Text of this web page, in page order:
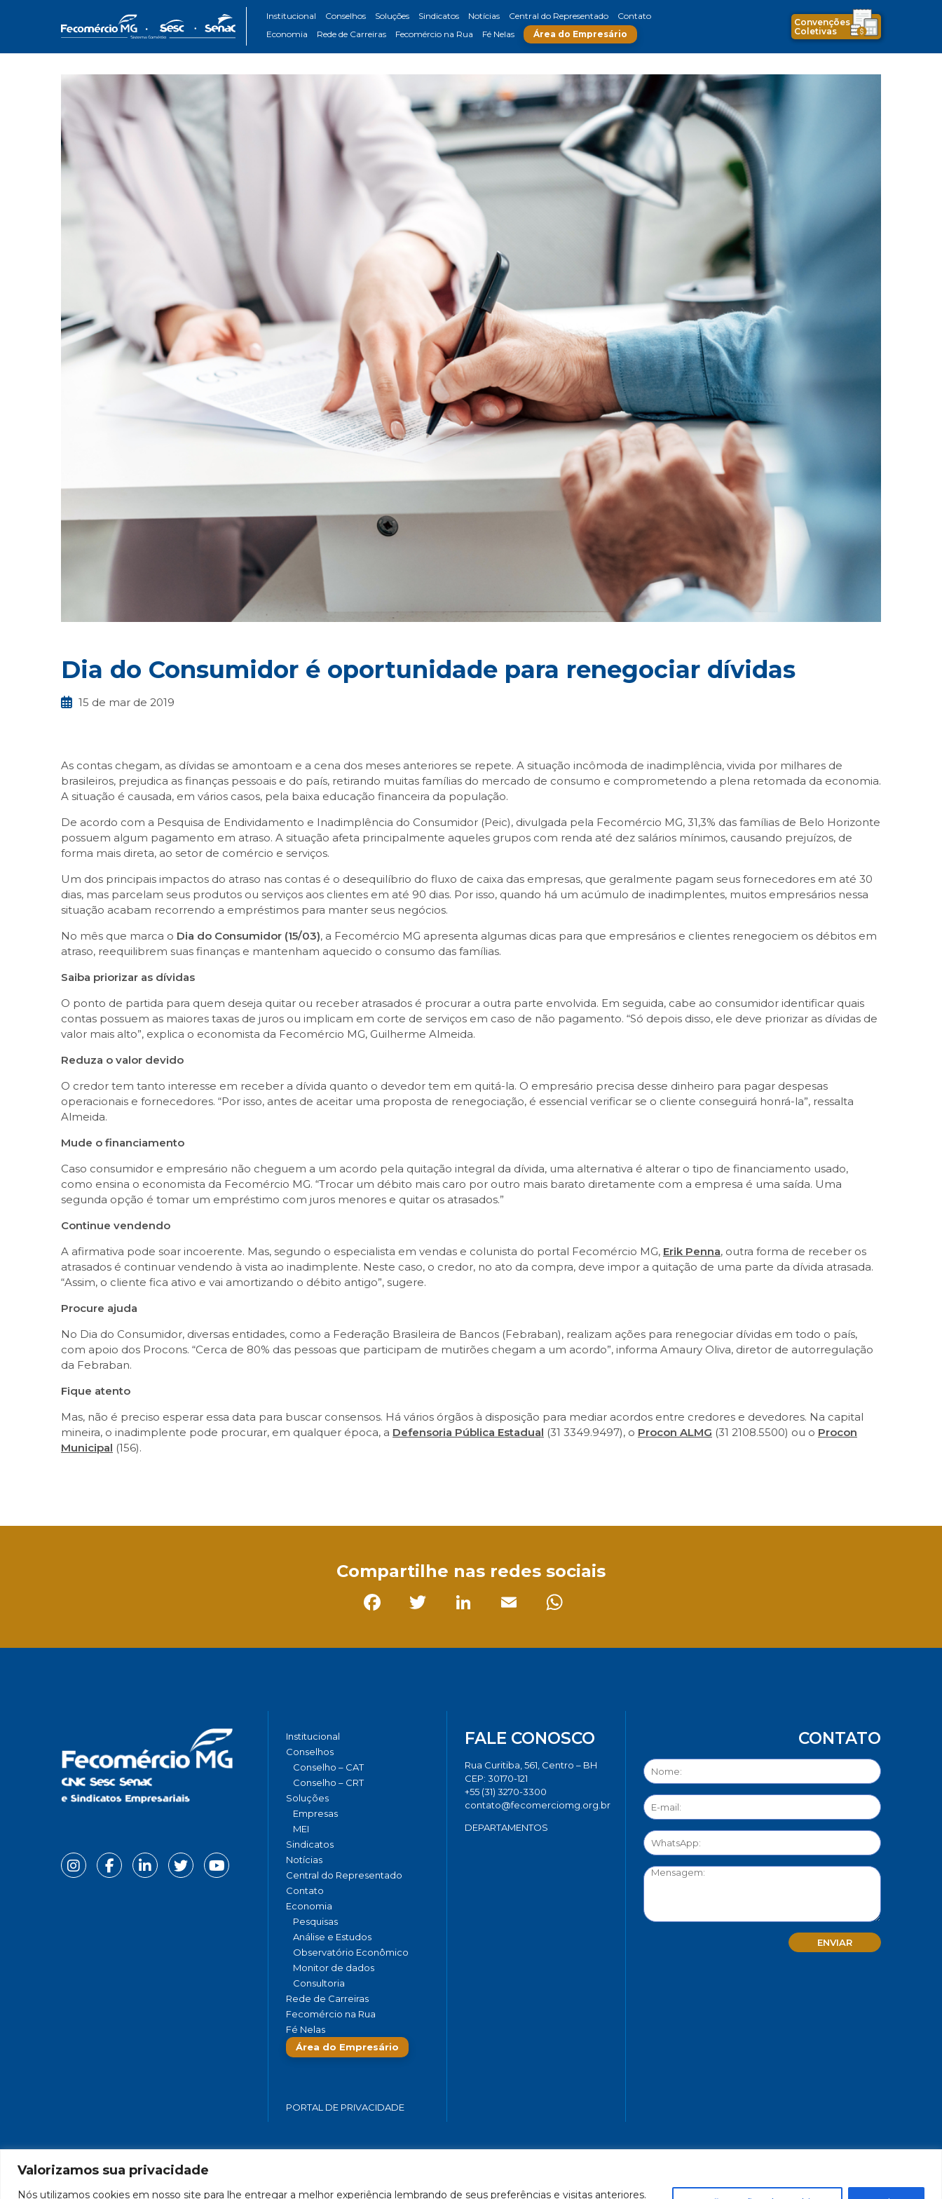
Valorizamos sua privacidade
Nós utilizamos cookies em nosso site para lhe entregar a melhor experiência lembrando de seus preferências e visitas anteriores.
Institucional Conselhos Soluções Sindicatos Notícias Central do Representado
Contato
Economia
Rede de Carreiras Fecomércio na Rua Fé Nelas Área do Empresário
Convenções
Coletivas
Dia do Consumidor é oportunidade para renegociar dívidas
15 de mar de 2019
As contas chegam, as dívidas se amontoam e a cena dos meses anteriores se repete. A situação incômoda de inadimplência, vivida por milhares de
brasileiros, prejudica as finanças pessoais e do país, retirando muitas famílias do mercado de consumo e comprometendo a plena retomada da economia.
A situação é causada, em vários casos, pela baixa educação financeira da população.
De acordo com a Pesquisa de Endividamento e Inadimplência do Consumidor (Peic), divulgada pela Fecomércio MG, 31,3% das famílias de Belo Horizonte
possuem algum pagamento em atraso. A situação afeta principalmente aqueles grupos com renda até dez salários mínimos, causando prejuízos, de
forma mais direta, ao setor de comércio e serviços.
Um dos principais impactos do atraso nas contas é o desequilíbrio do fluxo de caixa das empresas, que geralmente pagam seus fornecedores em até 30
dias, mas parcelam seus produtos ou serviços aos clientes em até 90 dias. Por isso, quando há um acúmulo de inadimplentes, muitos empresários nessa
situação acabam recorrendo a empréstimos para manter seus negócios.
No mês que marca o Dia do Consumidor (15/03), a Fecomércio MG apresenta algumas dicas para que empresários e clientes renegociem os débitos em
atraso, reequilibrem suas finanças e mantenham aquecido o consumo das famílias.
Saiba priorizar as dívidas
O ponto de partida para quem deseja quitar ou receber atrasados é procurar a outra parte envolvida. Em seguida, cabe ao consumidor identificar quais
contas possuem as maiores taxas de juros ou implicam em corte de serviços em caso de não pagamento. “Só depois disso, ele deve priorizar as dívidas de
valor mais alto”, explica o economista da Fecomércio MG, Guilherme Almeida.
Reduza o valor devido
O credor tem tanto interesse em receber a dívida quanto o devedor tem em quitá-la. O empresário precisa desse dinheiro para pagar despesas
operacionais e fornecedores. “Por isso, antes de aceitar uma proposta de renegociação, é essencial verificar se o cliente conseguirá honrá-la”, ressalta
Almeida.
Mude o financiamento
Caso consumidor e empresário não cheguem a um acordo pela quitação integral da dívida, uma alternativa é alterar o tipo de financiamento usado,
como ensina o economista da Fecomércio MG. “Trocar um débito mais caro por outro mais barato diretamente com a empresa é uma saída. Uma
segunda opção é tomar um empréstimo com juros menores e quitar os atrasados.”
Continue vendendo
A afirmativa pode soar incoerente. Mas, segundo o especialista em vendas e colunista do portal Fecomércio MG, Erik Penna, outra forma de receber os
atrasados é continuar vendendo à vista ao inadimplente. Neste caso, o credor, no ato da compra, deve impor a quitação de uma parte da dívida atrasada.
“Assim, o cliente fica ativo e vai amortizando o débito antigo”, sugere.
Procure ajuda
No Dia do Consumidor, diversas entidades, como a Federação Brasileira de Bancos (Febraban), realizam ações para renegociar dívidas em todo o país,
com apoio dos Procons. “Cerca de 80% das pessoas que participam de mutirões chegam a um acordo”, informa Amaury Oliva, diretor de autorregulação
da Febraban.
Fique atento
Mas, não é preciso esperar essa data para buscar consensos. Há vários órgãos à disposição para mediar acordos entre credores e devedores. Na capital
mineira, o inadimplente pode procurar, em qualquer época, a Defensoria Pública Estadual (31 3349.9497), o Procon ALMG (31 2108.5500) ou o Procon
Municipal (156).
Compartilhe nas redes sociais
Institucional
Conselhos
Conselho – CAT
Conselho – CRT
Soluções
Empresas
MEI
Sindicatos
Notícias
Central do Representado
Contato
Economia
Pesquisas
Análise e Estudos
Observatório Econômico
Monitor de dados
Consultoria
Rede de Carreiras
Fecomércio na Rua
Fé Nelas
Área do Empresário
PORTAL DE PRIVACIDADE
FALE CONOSCO
Rua Curitiba, 561, Centro – BH
CEP: 30170-121
+55 (31) 3270-3300
contato@fecomerciomg.org.br
DEPARTAMENTOS
CONTATO
FEDERAÇÃO DO COMÉRCIO DE BENS, SERVIÇOS E TURISMO DO ESTADO DE MINAS GERAIS – FECOMÉRCIO-MG - CNPJ/MF 17.271.982/0001-59
Feito por Célula 21